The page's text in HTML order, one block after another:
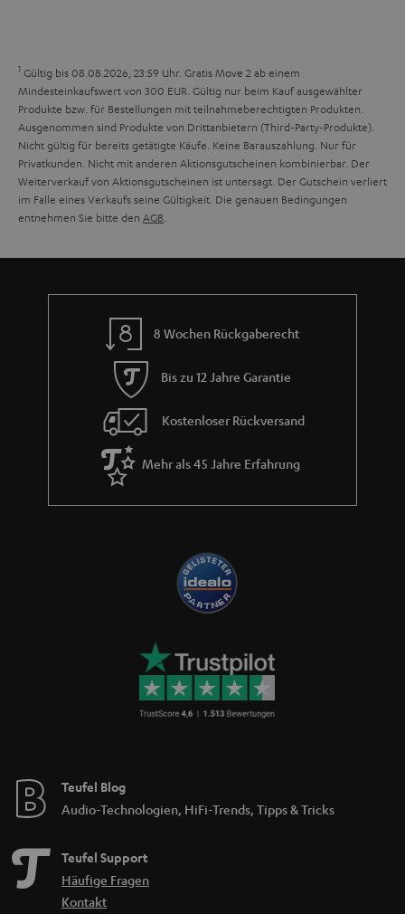
n
t
i
e
1 Gültig bis 08.08.2026, 23:59 Uhr. Gratis Move 2 ab einem
Mindesteinkaufswert von 300 EUR. Gültig nur beim Kauf ausgewählter
Produkte bzw. für Bestellungen mit teilnahmeberechtigten Produkten.
Ausgenommen sind Produkte von Drittanbietern (Third-Party-Produkte).
Nicht gültig für bereits getätigte Käufe. Keine Barauszahlung. Nur für
Privatkunden. Nicht mit anderen Aktionsgutscheinen kombinierbar. Der
Weiterverkauf von Aktionsgutscheinen ist untersagt. Der Gutschein verliert
im Falle eines Verkaufs seine Gültigkeit. Die genauen Bedingungen
entnehmen Sie bitte den AGB.
8 Wochen Rückgaberecht
Bis zu 12 Jahre Garantie
Kostenloser Rückversand
Mehr als 45 Jahre Erfahrung
Teufel Blog
Audio-Technologien, HiFi-Trends, Tipps & Tricks
Teufel Support
Häufige Fragen
Kontakt